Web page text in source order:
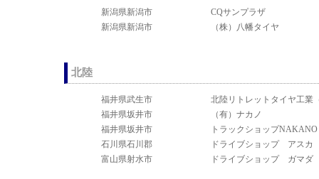
新潟県新潟市
CQサンプラザ
新潟県新潟市
（株）八幡タイヤ
北陸
福井県武生市
北陸リトレットタイヤ工業
福井県坂井市
（有）ナカノ
福井県坂井市
トラックショップNAKANO
石川県石川郡
ドライブショップ アスカ
富山県射水市
ドライブショップ ガマダ